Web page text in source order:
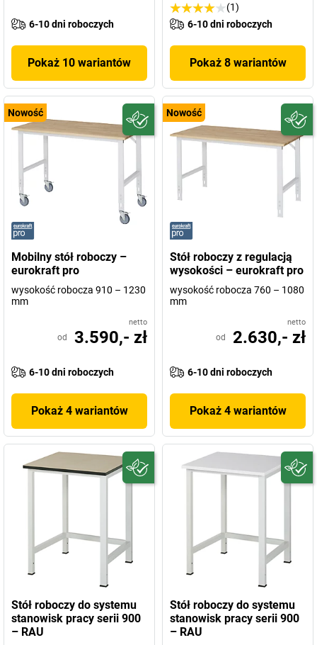
6-10 dni roboczych
Pokaż 10 wariantów
(1)
6-10 dni roboczych
Pokaż 8 wariantów
Nowość
Mobilny stół roboczy –
eurokraft pro
wysokość robocza 910 – 1230
mm
netto
od 3.590,- zł
6-10 dni roboczych
Pokaż 4 wariantów
Nowość
Stół roboczy z regulacją
wysokości – eurokraft pro
wysokość robocza 760 – 1080
mm
netto
od 2.630,- zł
6-10 dni roboczych
Pokaż 4 wariantów
Stół roboczy do systemu
stanowisk pracy serii 900
– RAU
Stół roboczy do systemu
stanowisk pracy serii 900
– RAU